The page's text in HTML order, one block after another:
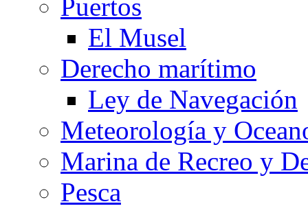
Puertos
El Musel
Derecho marítimo
Ley de Navegación
Meteorología y
Marina de Recreo y
Pesca